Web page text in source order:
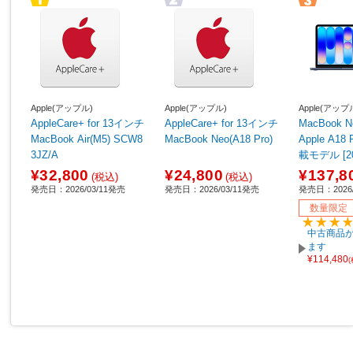
Apple(アップル)
AppleCare+ for 13インチ
MacBook Air(M5) SCW8
3JZ/A
¥32,800 (税込)
発売日：2026/03/11発売
Apple(アップル)
AppleCare+ for 13インチ
MacBook Neo(A18 Pro)
¥24,800 (税込)
発売日：2026/03/11発売
Apple(アップ
MacBook Neo 13
Apple A18
載モデル
ル/SSD
GB/6コア
PU] インデ
J/A 【
発売日：
数量限定
中古商品
ます
¥114,480(